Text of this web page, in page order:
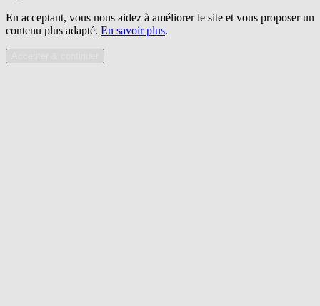
En acceptant, vous nous aidez à améliorer le site et vous proposer un
contenu plus adapté. En savoir plus.